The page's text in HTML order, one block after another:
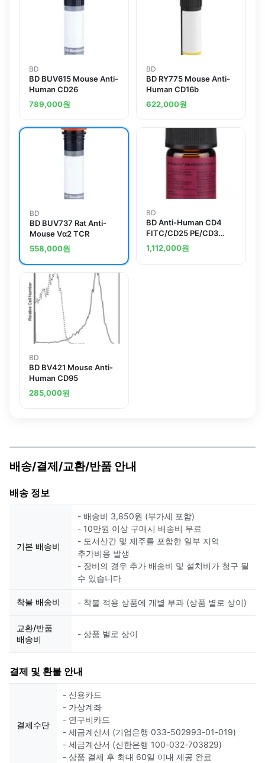
BD
BD BUV615 Mouse Anti-
Human CD26
789,000원
BD
BD RY775 Mouse Anti-
Human CD16b
622,000원
BD
BD BUV737 Rat Anti-
Mouse Vα2 TCR
558,000원
BD
BD Anti-Human CD4
FITC/CD25 PE/CD3
PerCP-Cy5.5
1,112,000원
BD
BD BV421 Mouse Anti-
Human CD95
285,000원
배송/결제/교환/반품 안내
배송 정보
기본 배송비
- 배송비 3,850원 (부가세 포함)
- 10만원 이상 구매시 배송비 무료
- 도서산간 및 제주를 포함한 일부 지역
추가비용 발생
- 장비의 경우 추가 배송비 및 설치비가 청구 될
수 있습니다
착불 배송비 - 착불 적용 상품에 개별 부과 (상품 별로 상이)
교환/반품
배송비
- 상품 별로 상이
결제 및 환불 안내
결제수단
- 신용카드
- 가상계좌
- 연구비카드
- 세금계산서 (기업은행 033-502993-01-019)
- 세금계산서 (신한은행 100-032-703829)
- 상품 결제 후 최대 60일 이내 제공 완료